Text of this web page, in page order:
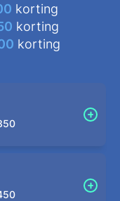
korting
korting
korting